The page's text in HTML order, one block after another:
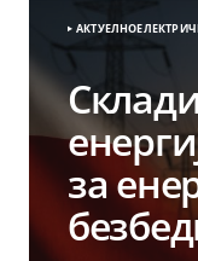
АКТУЕЛНО
за